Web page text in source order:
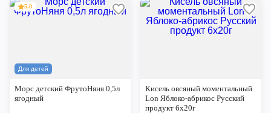
Для детей
5.0
Морс детский ФрутоНяня 0,5л
ягодный
Кисель овсяный моментальный
Lon Яблоко-абрикос Русский
продукт 6х20г